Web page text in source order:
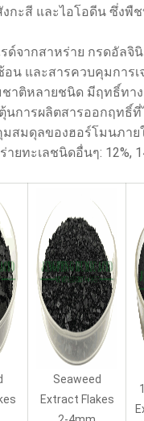
กะสี และไอโอดีน ซึ่งพื
ด์จากสาหร่าย กรดอัลจิ
อน และสารควบคุมการเ
าติหลายชนิด มีฤทธิ์ทา
นการผลิตสารออกฤทธิ์ที่
สมดุลของฮอร์โมนภาย
ยทะเลชนิดอื่นๆ: 12%,
Seaweed
Extract Flakes